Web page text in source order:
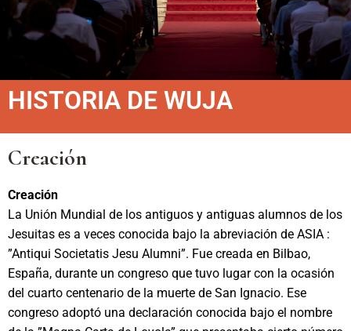
HISTORIA DE WUJA
Creación
Creación
La Unión Mundial de los antiguos y antiguas alumnos de los
Jesuitas es a veces conocida bajo la abreviación de ASIA :
”Antiqui Societatis Jesu Alumni”. Fue creada en Bilbao,
España, durante un congreso que tuvo lugar con la ocasión
del cuarto centenario de la muerte de San Ignacio. Ese
congreso adoptó una declaración conocida bajo el nombre